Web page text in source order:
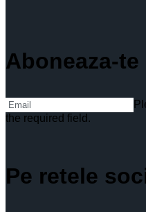
Aboneaza-
the required field.
Pe retele